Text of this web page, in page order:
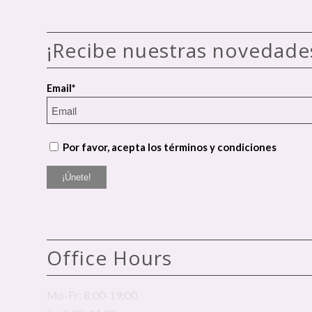
¡Recibe nuestras
Email*
Por favor, acepta los términos y condiciones
Office Hours
Mo-Fr: 8:00-19:00